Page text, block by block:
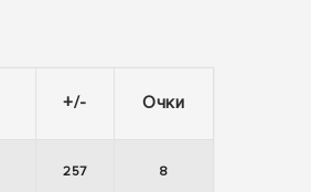
+/- Очки
257 8